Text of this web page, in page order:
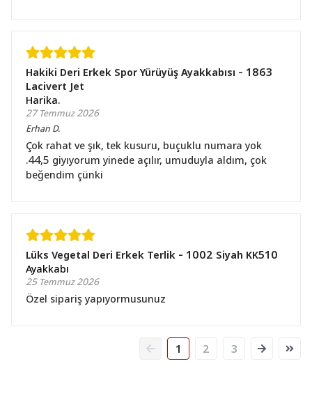
Hakiki Deri Erkek Spor Yürüyüş Ayakkabısı - 1863
Lacivert Jet
Harika.
27 Temmuz 2026
Erhan D.
Çok rahat ve şık, tek kusuru, buçuklu numara yok
.44,5 giyıyorum yinede açılır, umuduyla aldım, çok
beğendim çünki
Lüks Vegetal Deri Erkek Terlik - 1002 Siyah KK510
Ayakkabı
25 Temmuz 2026
Özel sipariş yapıyormusunuz
1 2 3